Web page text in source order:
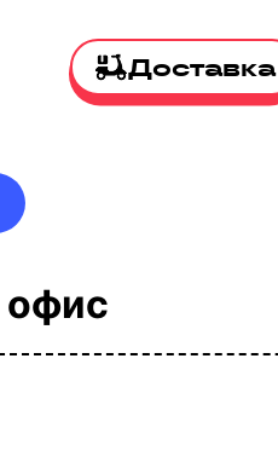
Доставка
офис